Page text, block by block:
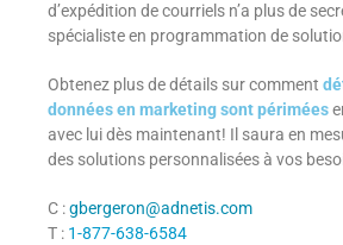
d’expédition de courriels n’a plus de
spécialiste en programmation de
Obtenez plus de détails sur comment
données en marketing sont périmées
avec lui dès maintenant! Il saura en
des solutions personnalisées à vos
C :gbergeron@adnetis.com
T : 1-877-638-6584